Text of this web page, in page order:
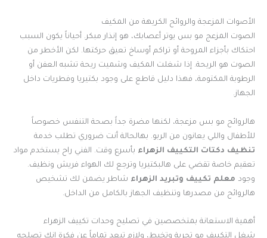
الأصوات المزعجة والروائح الكريهة من المكيف
الصوت المزعج مو بس يوتر أعصابك، هو إنذار مبكر. أحياناً يكون السبب
احتكاك بأجزاء المروحة أو تراكم أوساخ تعيق حركتها. لكن الأخطر من
الصوت هو الريحة. إذا شغلت المكيف وشميت ريحة تشبه العفن أو
الرطوبة المكتومة، فهذا دليل قاطع على وجود بكتيريا وفطريات داخل
الجهاز.
هالروائح مو بس مزعجة، لكنها مضرة جداً بصحة التنفس خصوصاً
للأطفال واللي يعانون من الربو. بهالحالة أنت ضروري تطلب خدمة
تنظيف دكتات التكييف الزهراء بأسرع وقت. الفني راح يستخدم مواد
تعقيم خاصة تقضي على هالبكتيريا وترجع لك الهواء فريش ونظيف.
وجود معلم تكييف وتبريد الزهراء شاطر يضمن لك تشخيص
هالروائح من مصدرها وتنظيف الجهاز بالكامل من الداخل.
أهمية الاستعانة بمتخصصين في تصليح وحدات تكييف الزهراء
شغل التكييف مو تجربة وتخبط، ولازم تبعد تماماً عن فكرة إنك تصلحه